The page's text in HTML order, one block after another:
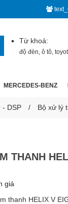
Từ khoá:
độ đèn,ô tô,
MERCEDES-BENZ
- DSP Bộ xử lý
THANH
giá
thanh HELIX V